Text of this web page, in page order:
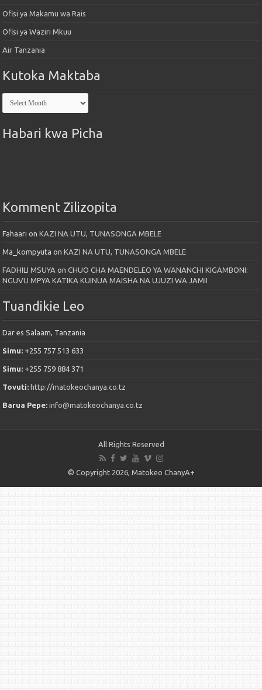
Ofisi ya Makamu wa Rais
Ofisi ya Waziri Mkuu
Air Tanzania
Kutoka Maktaba
Kutoka
Maktaba
Habari kwa Picha
Komment Zilizopita
Fahaari onKAZI NA UTU, TUNASONGA MBELE
Ma_kompyuta onKAZI NA UTU, TUNASONGA MBELE
FADHILI MSUYA onCHUO CHA MAENDELEO YA WANANCHI KIGAMBONI:
NGUVU MPYA KATIKA KUINUA MAISHA NA UJUZI WA JAMII
Tuandikie Leo
Dar es Salaam, Tanzania
Simu: +255 757 513 633
Simu: +255 759 884 371
Tovuti:http://matokeochanya.co.tz
Barua Pepe:info@matokeochanya.co.tz
All Rights Reserved
© Copyright 2026, Matokeo ChanyA+